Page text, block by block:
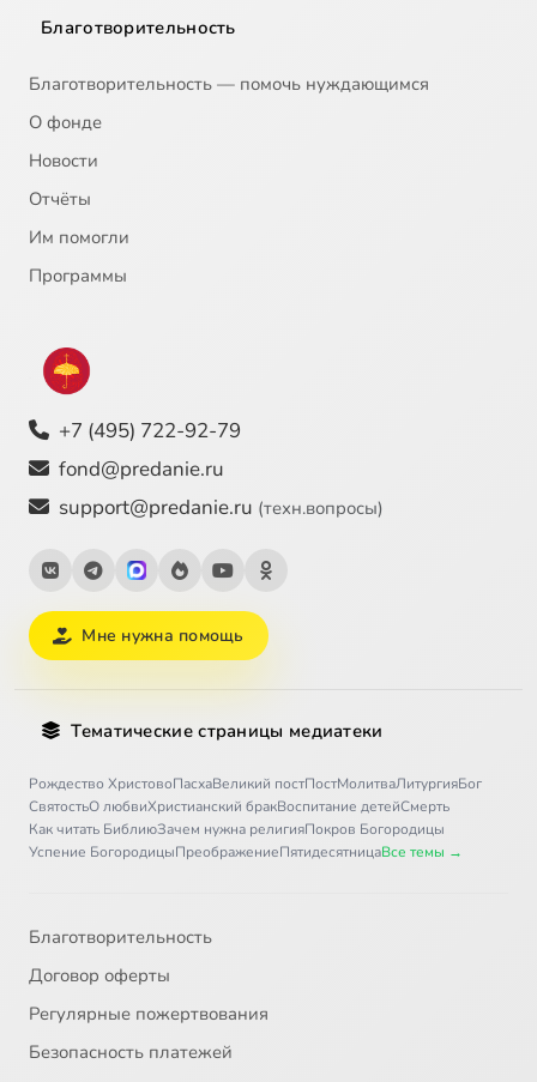
Благотворительность
Благотворительность — помочь нуждающимся
О фонде
Новости
Отчёты
Им помогли
Программы
+7 (495) 722-92-79
fond@predanie.ru
support@predanie.ru (техн.вопросы)
Мне нужна помощь
Тематические страницы медиатеки
Рождество ХристовоПасхаВеликий постПостМолитваЛитургияБог
СвятостьО любвиХристианский бракВоспитание детейСмерть
Как читать БиблиюЗачем нужна религияПокров Богородицы
Успение БогородицыПреображениеПятидесятницаВсе темы →
Благотворительность
Договор оферты
Регулярные пожертвования
Безопасность платежей